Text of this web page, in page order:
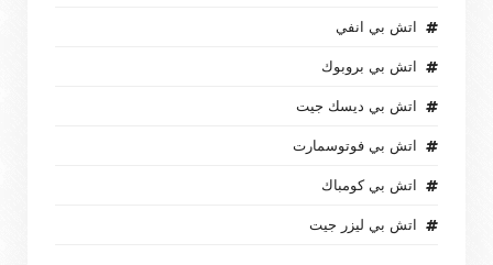
اتش بي انفي
اتش بي بروبوك
اتش بي ديسك جيت
اتش بي فوتوسمارت
اتش بي كومباك
اتش بي ليزر جيت